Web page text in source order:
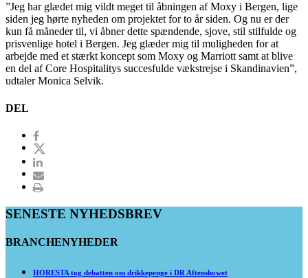
”Jeg har glædet mig vildt meget til åbningen af Moxy i Bergen, lige
siden jeg hørte nyheden om projektet for to år siden. Og nu er der
kun få måneder til, vi åbner dette spændende, sjove, stil stilfulde og
prisvenlige hotel i Bergen. Jeg glæder mig til muligheden for at
arbejde med et stærkt koncept som Moxy og Marriott samt at blive
en del af Core Hospitalitys succesfulde vækstrejse i Skandinavien”,
udtaler Monica Selvik.
DEL
SENESTE NYHEDSBREV
BRANCHENYHEDER
HORESTA tog debatten om drikkepenge i DR Aftenshowet